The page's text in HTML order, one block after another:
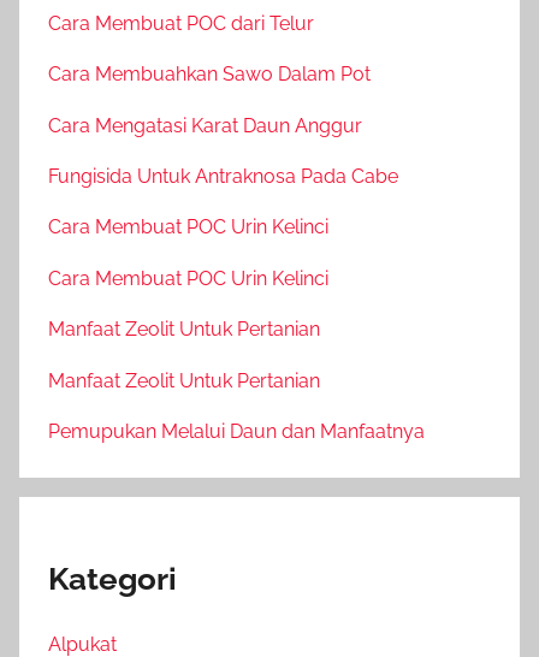
Cara Membuat POC dari Telur
Cara Membuahkan Sawo Dalam Pot
Cara Mengatasi Karat Daun Anggur
Fungisida Untuk Antraknosa Pada Cabe
Cara Membuat POC Urin Kelinci
Cara Membuat POC Urin Kelinci
Manfaat Zeolit Untuk Pertanian
Manfaat Zeolit Untuk Pertanian
Pemupukan Melalui Daun dan Manfaatnya
Kategori
Alpukat